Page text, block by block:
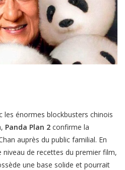
les énormes blockbusters chinois
Panda Plan 2 confirme la
auprès du public familial. En
de recettes du premier film,
une base solide et pourrait